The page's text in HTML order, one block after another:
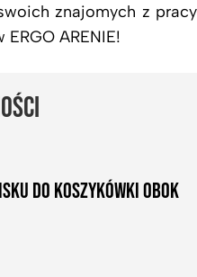
znajomych z pracy
ARENIE!
DO KOSZYKÓWKI OBOK